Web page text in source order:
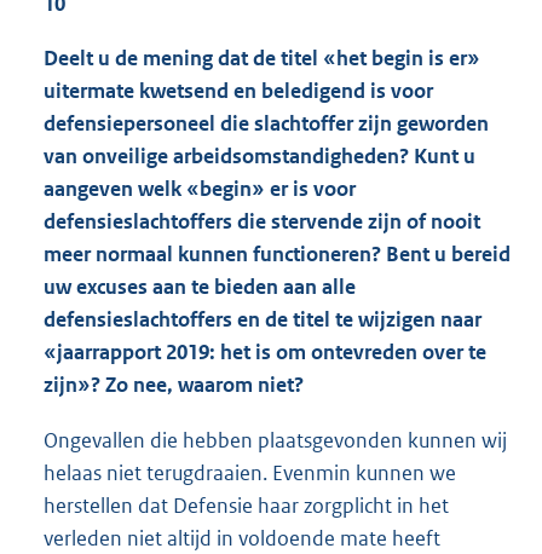
Deelt u de mening dat de titel «het begin is er»
uitermate kwetsend en beledigend is voor
defensiepersoneel die slachtoffer zijn geworden
van onveilige arbeidsomstandigheden? Kunt u
aangeven welk «begin» er is voor
defensieslachtoffers die stervende zijn of nooit
meer normaal kunnen functioneren? Bent u bereid
uw excuses aan te bieden aan alle
defensieslachtoffers en de titel te wijzigen naar
«jaarrapport 2019: het is om ontevreden over te
zijn»? Zo nee, waarom niet?
Ongevallen die hebben plaatsgevonden kunnen wij
helaas niet terugdraaien. Evenmin kunnen we
herstellen dat Defensie haar zorgplicht in het
verleden niet altijd in voldoende mate heeft